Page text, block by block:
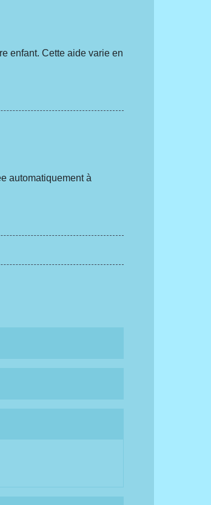
enfant. Cette aide varie en
automatiquement à